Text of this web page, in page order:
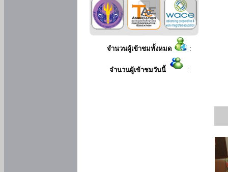
จำนวนผู้เข้าชมทั้งหมด :
จำนวนผู้เข้าชมวันนี้ :